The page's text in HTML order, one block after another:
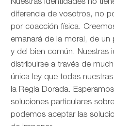
Nuestras identidades no
diferencia de vosotros, no
por coacción física.
emanará de la moral, de un
y del bien común. Nuestras
distribuirse a través de
única ley que todas
la Regla Dorada.
soluciones particulares
podemos aceptar las